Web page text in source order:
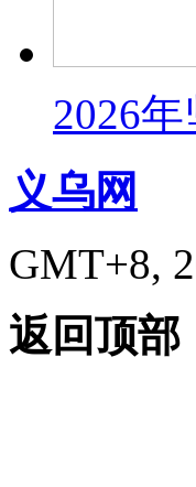
2026
义乌网
GMT+8,
返回顶部